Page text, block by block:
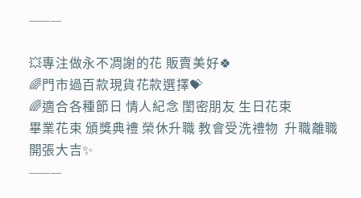
熊
公
仔
｜
幼
熊
公
仔
｜
———
💥專注做永不凋謝的花 販賣美好🍀
🌈門市過百款現貨花款選擇💝
🌈適合各種節日 情人紀念 閨密朋友 生日花束
畢業花束 頒獎典禮 榮休升職 教會受洗禮物 升職離職
開張大吉✨
———